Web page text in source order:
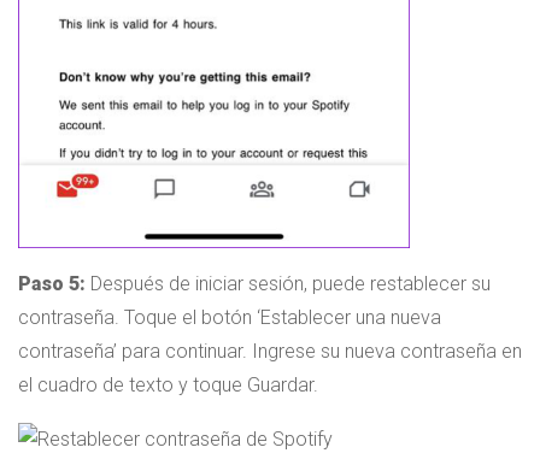
Paso 5: Después de iniciar sesión, puede restablecer su
contraseña. Toque el botón ‘Establecer una nueva
contraseña’ para continuar. Ingrese su nueva contraseña en
el cuadro de texto y toque Guardar.